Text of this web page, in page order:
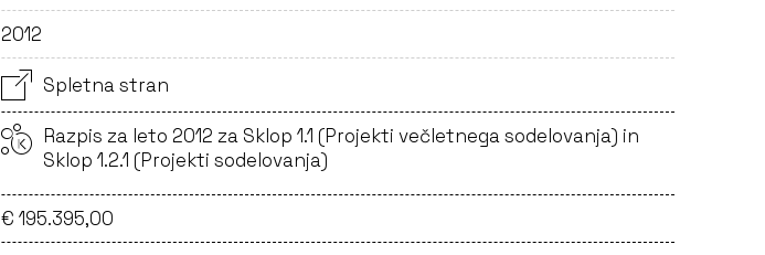
2012
Spletna stran
Razpis za leto 2012 za Sklop 1.1 (Projekti večletnega sodelovanja) in
Sklop 1.2.1 (Projekti sodelovanja)
€ 195.395,00